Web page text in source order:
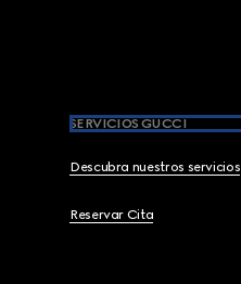
SERVICIOS GUCCI
Descubra nuestros servicios
Reservar Cita